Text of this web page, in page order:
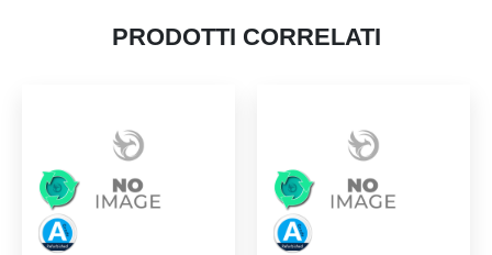
incluso
Scheda grafica
integrata
Capacità totale
di archiviazione
512 GB
PRODOTTI CORRELATI